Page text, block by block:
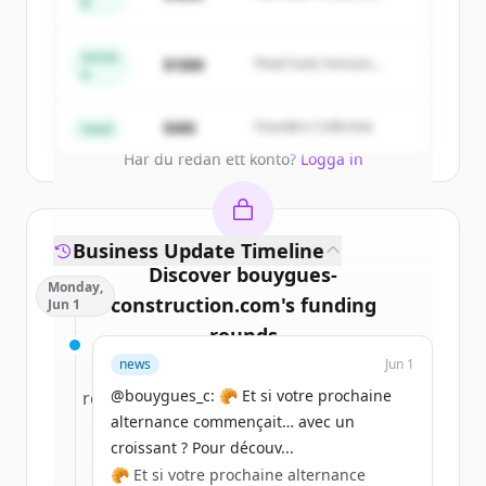
get started.
Har du redan ett konto? Logga in
Series
$18M
Peak Fund, Horizon
Seed $4M Founders Collective
Discover bouygues-
construction.com's funding
rounds
Sign up for free to view all
funding
roundsofbouygues-construction.com
New accounts include trial credits to
get started.
Business Update Timeline
Monday,
Jun 1
news Jun 1
@bouygues_c: 🥐 Et si votre prochaine
alternance commençait… avec un
croissant ? Pour découv...
🥐 Et si votre prochaine alternance